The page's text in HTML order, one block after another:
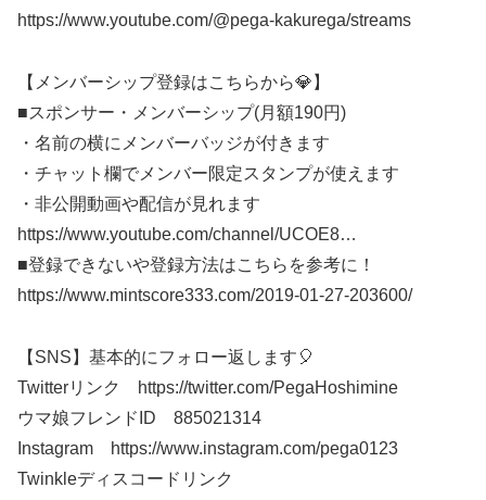
https://www.youtube.com/@pega-kakurega/streams
【メンバーシップ登録はこちらから💎】
■スポンサー・メンバーシップ(月額190円)
・名前の横にメンバーバッジが付きます
・チャット欄でメンバー限定スタンプが使えます
・非公開動画や配信が見れます
https://www.youtube.com/channel/UCOE8​​​…
■登録できないや登録方法はこちらを参考に！
https://www.mintscore333.com/2019-01-27-203600/
【SNS】基本的にフォロー返します🎈
Twitterリンク https://twitter.com/PegaHoshimine
ウマ娘フレンドID 885021314
Instagram https://www.instagram.com/pega0123​​​
Twinkleディスコードリンク